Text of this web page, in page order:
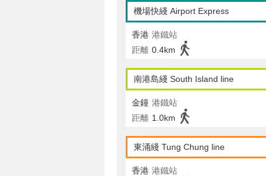
機場快綫 Airport Express
香港 港鐵站
距離 0.4km
南港島綫 South Island line
金鐘 港鐵站
距離 1.0km
東涌綫 Tung Chung line
香港 港鐵站